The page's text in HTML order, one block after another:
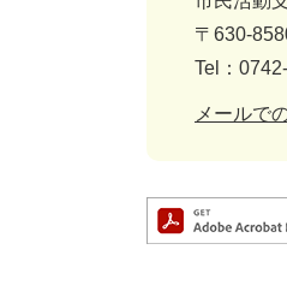
〒630-
Tel：
メールで